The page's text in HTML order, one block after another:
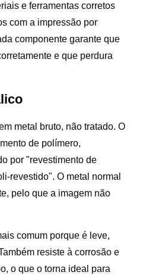
e ferramentas corretos
com a impressão por
componente garante que
e que perdura
metal bruto, não tratado. O
de polímero,
por "revestimento de
revestido". O metal normal
pelo que a imagem não
comum porque é leve,
resiste à corrosão e
o que o torna ideal para